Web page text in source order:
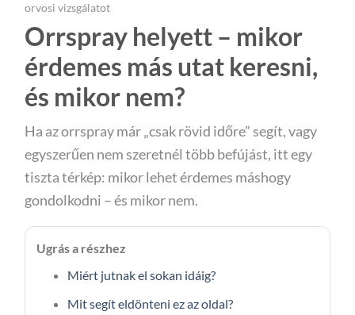
orvosi vizsgálatot
Orrspray helyett – mikor
érdemes más utat keresni,
és mikor nem?
Ha az orrspray már „csak rövid időre” segít, vagy
egyszerűen nem szeretnél több befújást, itt egy
tiszta térkép: mikor lehet érdemes máshogy
gondolkodni – és mikor nem.
Ugrás a részhez
Miért jutnak el sokan idáig?
Mit segít eldönteni ez az oldal?